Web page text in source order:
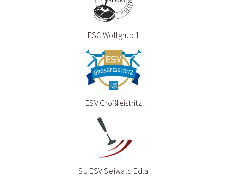
ESC Wolfgrub 1
ESV Großfeistritz
SU ESV Seiwald Edla